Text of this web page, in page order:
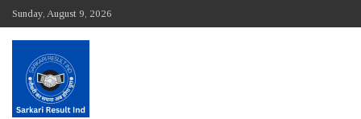
content
Sunday, August 9, 2026